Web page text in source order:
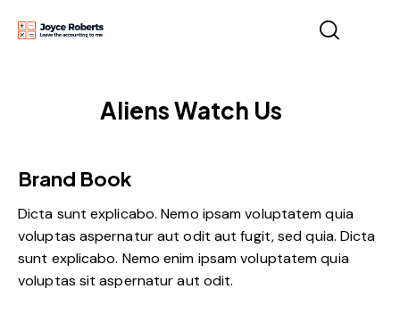
Aliens Watch Us
Brand Book
Dicta sunt explicabo. Nemo ipsam voluptatem quia
voluptas aspernatur aut odit aut fugit, sed quia. Dicta
sunt explicabo. Nemo enim ipsam voluptatem quia
voluptas sit aspernatur aut odit.